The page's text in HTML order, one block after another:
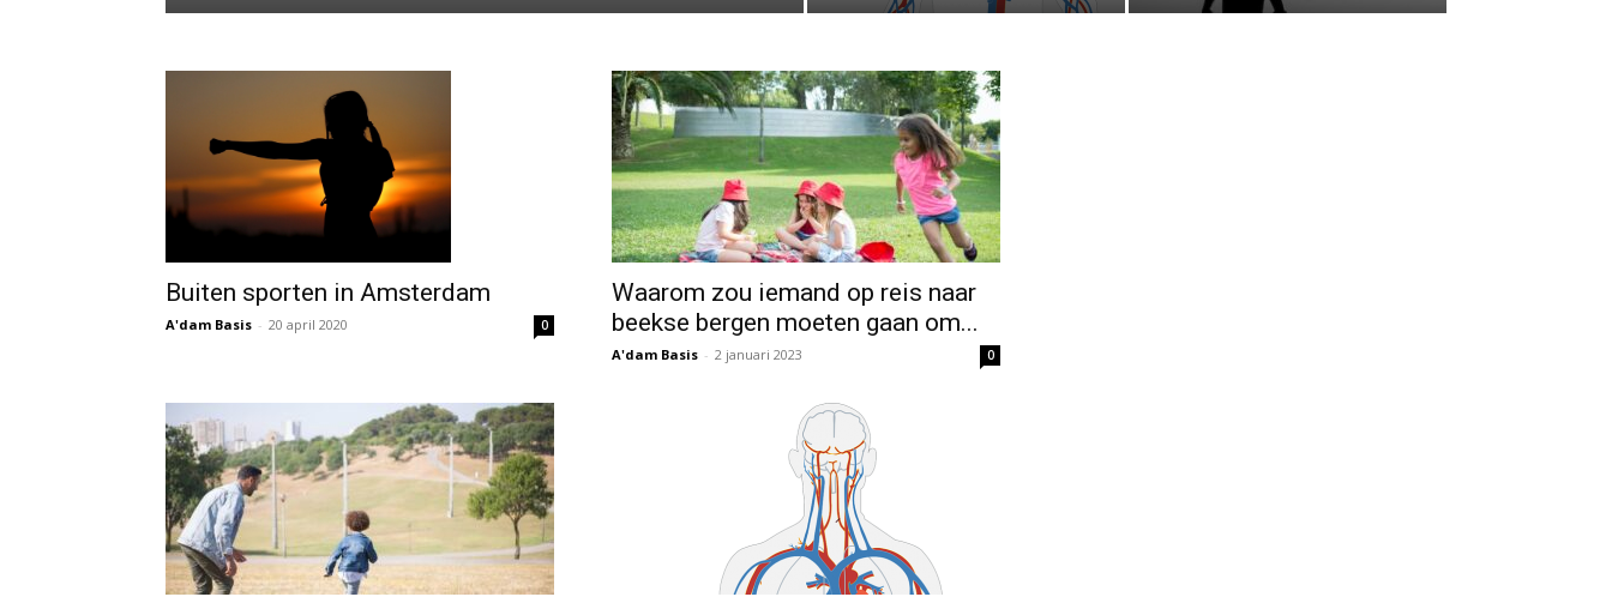
Buiten sporten in Amsterdam
A'dam Basis - 20 april 2020 0
Waarom zou iemand op reis naar
beekse bergen moeten gaan om...
A'dam Basis - 2 januari 2023 0